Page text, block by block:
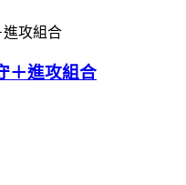
＋進攻組合